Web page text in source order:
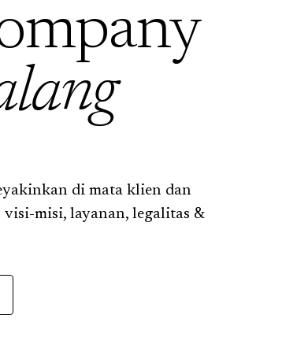
di mata klien dan
misi, layanan, legalitas &